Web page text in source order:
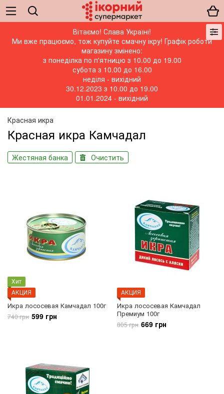
Вітаємо! Слава Україні!
Ми вже працюємо, тож купуйте смачну ікру! Графік роботи
магазину змінено:
з понеділка по п'ятницю з 10.00 до 19.00
субота з 10.00 до 16.00
неділя - вихідний
30.12.2023 з 10.00 до 19.00
01.01.2024 - вихідний
Красная икра
Красная икра Камчадал
Жестяная банка Очистить
Хит
АКЦИЯ
Икра лососевая Камчадал 100г
740 грн 599 грн
АКЦИЯ
Икра лососевая Камчадал
Премиум 100г
805 грн 669 грн